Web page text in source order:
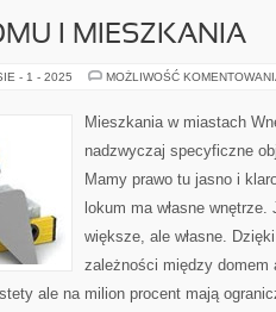
I MIESZKANIA
- 1 - 2025 MOŻLIWOŚĆ
Mieszkania w miastach
nadzwyczaj specyficzne
Mamy prawo tu jasno i
lokum ma własne
większe, ale własne.
zależności między domem
ale na milion procent mają